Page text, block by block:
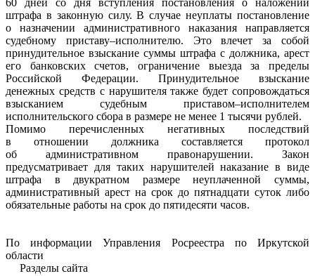
штрафа в законную силу. В случае неуплаты постановление
о назначении административного наказания направляется
судебному приставу–исполнителю. Это влечет за собой
принудительное взыскание суммы штрафа с должника, арест
его банковских счетов, ограничение выезда за пределы
Российской Федерации. Принудительное взыскание
денежных средств с нарушителя также будет сопровождаться
взысканием судебным приставом–исполнителем
исполнительского сбора в размере не менее 1 тысячи рублей.
Помимо перечисленных негативных последствий
в отношении должника составляется протокол
об административном правонарушении. Закон
предусматривает для таких нарушителей наказание в виде
штрафа в двукратном размере неуплаченной суммы,
административный арест на срок до пятнадцати суток либо
обязательные работы на срок до пятидесяти часов.
По информации Управления Росреестра по Иркутской
области
Разделы сайта